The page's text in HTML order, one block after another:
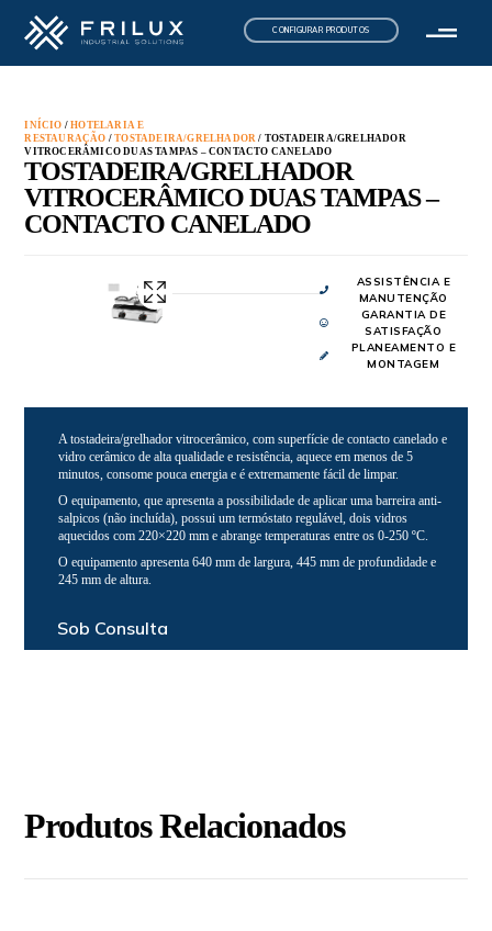
CONFIGURAR PRODUTOS
INÍCIO /HOTELARIA E
RESTAURAÇÃO /TOSTADEIRA/GRELHADOR / TOSTADEIRA/GRELHADOR
VITROCERÂMICO DUAS TAMPAS – CONTACTO CANELADO
TOSTADEIRA/GRELHADOR
VITROCERÂMICO DUAS TAMPAS –
CONTACTO CANELADO
ASSISTÊNCIA E
MANUTENÇÃO
GARANTIA DE
SATISFAÇÃO
PLANEAMENTO E
MONTAGEM
A tostadeira/grelhador vitrocerâmico, com superfície de contacto canelado e
vidro cerâmico de alta qualidade e resistência, aquece em menos de 5
minutos, consome pouca energia e é extremamente fácil de limpar.
O equipamento, que apresenta a possibilidade de aplicar uma barreira anti-
salpicos (não incluída), possui um termóstato regulável, dois vidros
aquecidos com 220×220 mm e abrange temperaturas entre os 0-250 ºC.
O equipamento apresenta 640 mm de largura, 445 mm de profundidade e
245 mm de altura.
Sob Consulta
Produtos Relacionados